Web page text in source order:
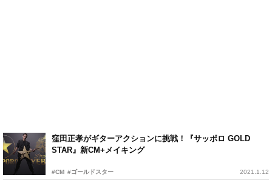
窪田正孝がギターアクションに挑戦！『サッポロ GOLD
STAR』新CM+メイキング
#CM #ゴールドスター 2021.1.12